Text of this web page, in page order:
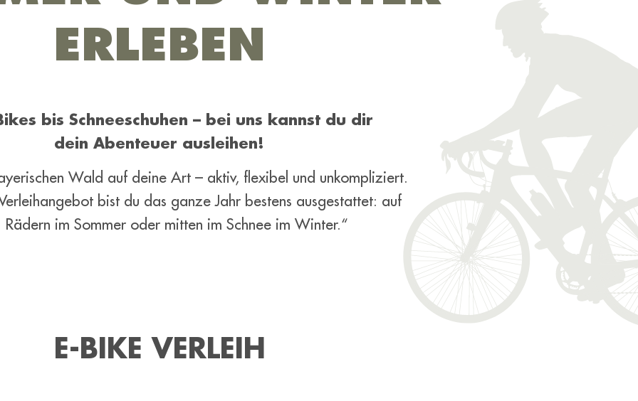
ERLEBEN
bis Schneeschuhen – bei uns kannst du dir
dein Abenteuer ausleihen!
Wald auf deine Art – aktiv, flexibel und unkompliziert.
bist du das ganze Jahr bestens ausgestattet: auf
im Sommer oder mitten im Schnee im Winter.“
E-BIKE VERLEIH